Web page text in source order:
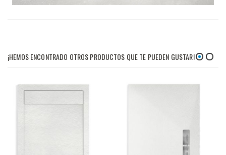
¡HEMOS ENCONTRADO OTROS PRODUCTOS QUE TE PUEDEN GUSTAR!